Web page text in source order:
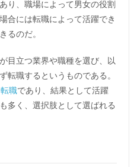
り、職場によって男女の役割
合には転職によって活躍でき
るのだ。
目立つ業界や職種を選び、以
転職するというものである。
職であり、結果として活躍
多く、選択肢として選ばれる